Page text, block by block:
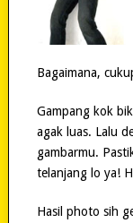
Bagaimana,
Gampang kok
agak luas. Lalu
gambarmu.
telanjang lo ya!
Hasil photo sih